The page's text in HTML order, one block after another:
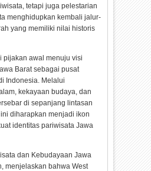
tetapi juga pelestarian
menghidupkan kembali jalur-
yang memiliki nilai historis
pijakan awal menuju visi
Barat sebagai pusat
Indonesia. Melalui
kekayaan budaya, dan
di sepanjang lintasan
diharapkan menjadi ikon
identitas pariwisata Jawa
dan Kebudayaan Jawa
menjelaskan bahwa West